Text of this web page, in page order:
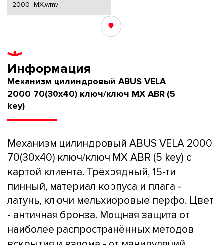
2000_MX.wmv
Информация
Механизм цилиндровый ABUS VELA
2000 70(30x40) ключ/ключ MX ABR (5
key)
Механизм цилиндровый ABUS VELA 2000
70(30x40) ключ/ключ MX ABR (5 key) с
картой клиента. Трёхрядный, 15-ти
пинный, материал корпуса и плага -
латунь, ключи мельхиоровые перфо. Цвет
- античная бронза. Мощная защита от
наиболее распространённых методов